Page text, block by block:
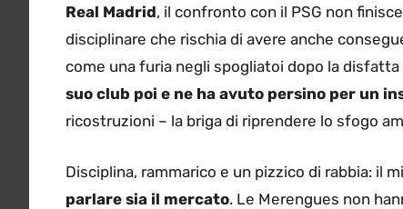
Real Madrid, il confronto con il PSG non
disciplinare che rischia di avere anche
come una furia negli spogliatoi dopo la
suo club poi e ne ha avuto persino per un
ricostruzioni – la briga di riprendere lo sfogo
Disciplina, rammarico e un pizzico di rabbia: il
parlare sia il mercato. Le Merengues non